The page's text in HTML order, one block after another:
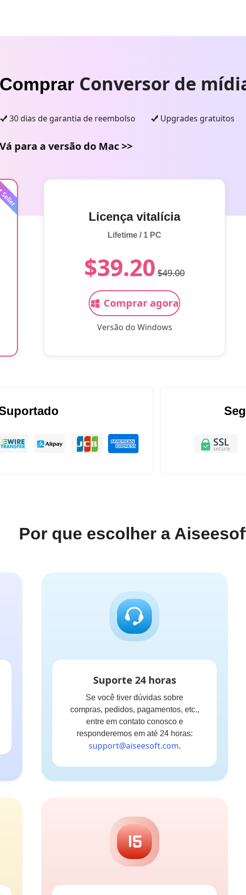
Comprar Conversor de
30 dias de garantia de reembolso Upgrades gratuitos
Vá para a versão do Mac >>
Licença vitalícia
Lifetime / 1 PC
$39.20 $49.00
Comprar agora
Versão do Windows
Por que escolher a
Suporte 24 horas
Se você tiver dúvidas sobre
compras, pedidos, pagamentos, etc.,
entre em contato conosco e
responderemos em até 24 horas:
support@aiseesoft.com.